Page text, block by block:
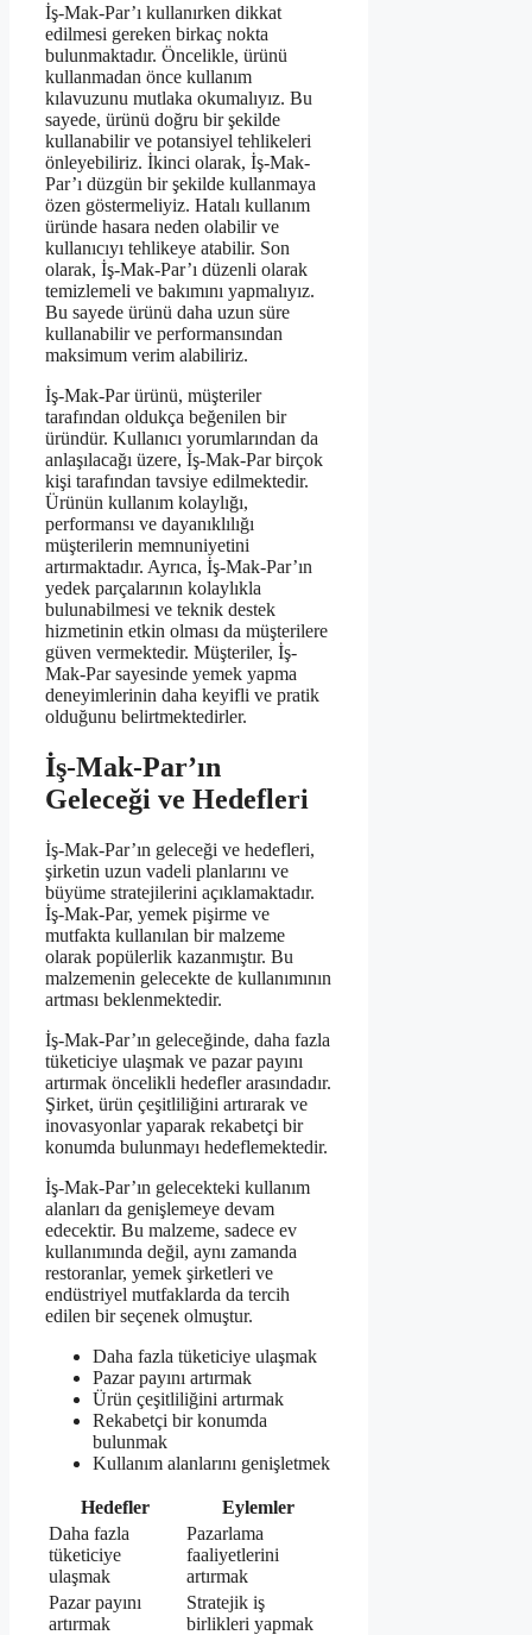
İş-Mak-Par’ı kullanırken dikkat
edilmesi gereken birkaç nokta
bulunmaktadır. Öncelikle, ürünü
kullanmadan önce kullanım
kılavuzunu mutlaka okumalıyız. Bu
sayede, ürünü doğru bir şekilde
kullanabilir ve potansiyel tehlikeleri
önleyebiliriz. İkinci olarak, İş-Mak-
Par’ı düzgün bir şekilde kullanmaya
özen göstermeliyiz. Hatalı kullanım
üründe hasara neden olabilir ve
kullanıcıyı tehlikeye atabilir. Son
olarak, İş-Mak-Par’ı düzenli olarak
temizlemeli ve bakımını yapmalıyız.
Bu sayede ürünü daha uzun süre
kullanabilir ve performansından
maksimum verim alabiliriz.
İş-Mak-Par ürünü, müşteriler
tarafından oldukça beğenilen bir
üründür. Kullanıcı yorumlarından da
anlaşılacağı üzere, İş-Mak-Par birçok
kişi tarafından tavsiye edilmektedir.
Ürünün kullanım kolaylığı,
performansı ve dayanıklılığı
müşterilerin memnuniyetini
artırmaktadır. Ayrıca, İş-Mak-Par’ın
yedek parçalarının kolaylıkla
bulunabilmesi ve teknik destek
hizmetinin etkin olması da müşterilere
güven vermektedir. Müşteriler, İş-
Mak-Par sayesinde yemek yapma
deneyimlerinin daha keyifli ve pratik
olduğunu belirtmektedirler.
İş-Mak-Par’ın
Geleceği ve Hedefleri
İş-Mak-Par’ın geleceği ve hedefleri,
şirketin uzun vadeli planlarını ve
büyüme stratejilerini açıklamaktadır.
İş-Mak-Par, yemek pişirme ve
mutfakta kullanılan bir malzeme
olarak popülerlik kazanmıştır. Bu
malzemenin gelecekte de kullanımının
artması beklenmektedir.
İş-Mak-Par’ın geleceğinde, daha fazla
tüketiciye ulaşmak ve pazar payını
artırmak öncelikli hedefler arasındadır.
Şirket, ürün çeşitliliğini artırarak ve
inovasyonlar yaparak rekabetçi bir
konumda bulunmayı hedeflemektedir.
İş-Mak-Par’ın gelecekteki kullanım
alanları da genişlemeye devam
edecektir. Bu malzeme, sadece ev
kullanımında değil, aynı zamanda
restoranlar, yemek şirketleri ve
endüstriyel mutfaklarda da tercih
edilen bir seçenek olmuştur.
Daha fazla tüketiciye ulaşmak
Pazar payını artırmak
Ürün çeşitliliğini artırmak
Rekabetçi bir konumda
bulunmak
Kullanım alanlarını genişletmek
Hedefler
Eylemler
Daha fazla
tüketiciye
ulaşmak
Pazarlama
faaliyetlerini
artırmak
Pazar payını
artırmak
Stratejik iş
birlikleri yapmak